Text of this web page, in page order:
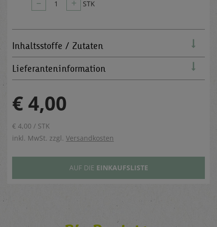
1 STK
Inhaltsstoffe / Zutaten
Lieferanteninformation
€ 4,00
€ 4,00 / STK
inkl. MwSt. zzgl. Versandkosten
AUF DIE EINKAUFSLISTE